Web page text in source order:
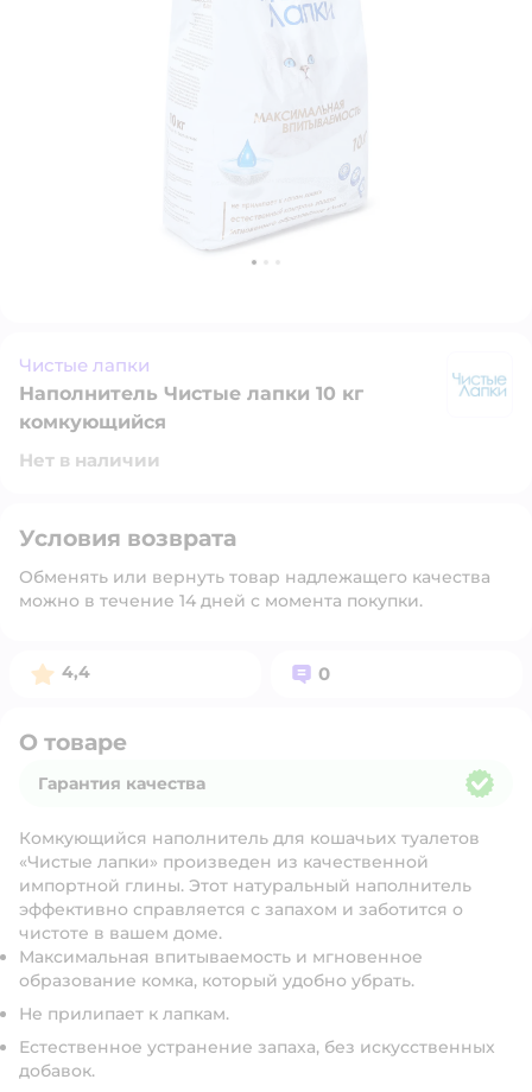
Чистые лапки
Наполнитель Чистые лапки 10 кг
комкующийся
Нет в наличии
Условия возврата
Обменять или вернуть товар надлежащего качества
можно в течение 14 дней с момента покупки.
Рейтинг:
4,4 Вопросов:
0
О товаре
Гарантия качества
Комкующийся наполнитель для кошачьих туалетов
«Чистые лапки» произведен из качественной
импортной глины. Этот натуральный наполнитель
эффективно справляется с запахом и заботится о
чистоте в вашем доме.
Максимальная впитываемость и мгновенное
образование комка, который удобно убрать.
Не прилипает к лапкам.
Естественное устранение запаха, без искусственных
добавок.